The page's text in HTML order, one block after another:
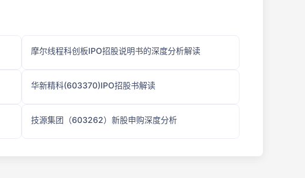
摩尔线程科创板IPO招股说明书的深度分析解读
华新精科(603370)IPO招股书解读
技源集团（603262）新股申购深度分析